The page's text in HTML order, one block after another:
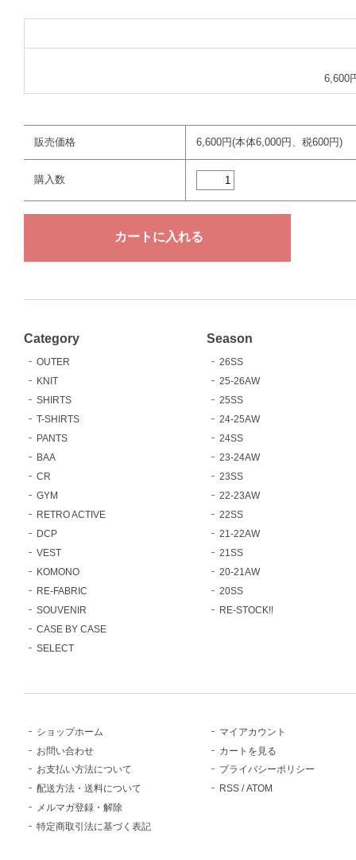
6,600
販売価格 6,600円(本体6,000円、税600円)
購入数
Category
OUTER
KNIT
SHIRTS
T-SHIRTS
PANTS
BAA
CR
GYM
RETRO ACTIVE
DCP
VEST
KOMONO
RE-FABRIC
SOUVENIR
CASE BY CASE
SELECT
Season
26SS
25-26AW
25SS
24-25AW
24SS
23-24AW
23SS
22-23AW
22SS
21-22AW
21SS
20-21AW
20SS
RE-STOCK!!
ショップホーム
お問い合わせ
お支払い方法について
配送方法・送料について
メルマガ登録・解除
特定商取引法に基づく表記
マイアカウント
カートを見る
プライバシーポリシー
RSS /ATOM